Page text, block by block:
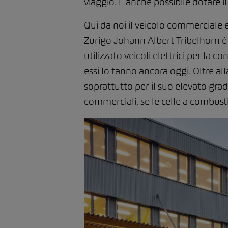
Qui da noi il veicolo commerciale
Zurigo Johann Albert Tribelhorn
utilizzato veicoli elettrici per la
essi lo fanno ancora oggi. Oltre
soprattutto per il suo elevato
commerciali, se le celle a